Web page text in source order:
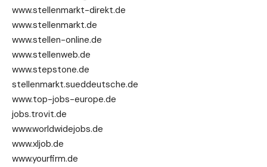
www.stellenmarkt-direkt.de
www.stellenmarkt.de
www.stellen-online.de
www.stellenweb.de
www.stepstone.de
stellenmarkt.sueddeutsche.de
www.top-jobs-europe.de
jobs.trovit.de
www.worldwidejobs.de
www.xljob.de
www.yourfirm.de